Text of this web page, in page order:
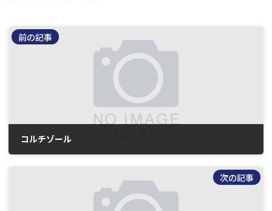
前の記事
コルチゾール
次の記事